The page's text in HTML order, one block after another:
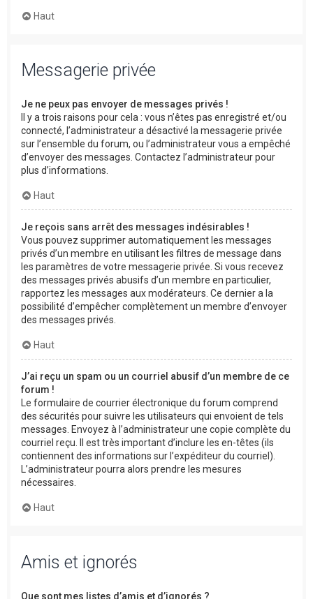
Haut
Messagerie privée
Je ne peux pas envoyer de messages privés !
Il y a trois raisons pour cela : vous n’êtes pas enregistré et/ou
connecté, l’administrateur a désactivé la messagerie privée
sur l’ensemble du forum, ou l’administrateur vous a empêché
d’envoyer des messages. Contactez l’administrateur pour
plus d’informations.
Haut
Je reçois sans arrêt des messages indésirables !
Vous pouvez supprimer automatiquement les messages
privés d’un membre en utilisant les filtres de message dans
les paramètres de votre messagerie privée. Si vous recevez
des messages privés abusifs d’un membre en particulier,
rapportez les messages aux modérateurs. Ce dernier a la
possibilité d’empêcher complètement un membre d’envoyer
des messages privés.
Haut
J’ai reçu un spam ou un courriel abusif d’un membre de ce
forum !
Le formulaire de courrier électronique du forum comprend
des sécurités pour suivre les utilisateurs qui envoient de tels
messages. Envoyez à l’administrateur une copie complète du
courriel reçu. Il est très important d’inclure les en-têtes (ils
contiennent des informations sur l’expéditeur du courriel).
L’administrateur pourra alors prendre les mesures
nécessaires.
Haut
Amis et ignorés
Que sont mes listes d’amis et d’ignorés ?